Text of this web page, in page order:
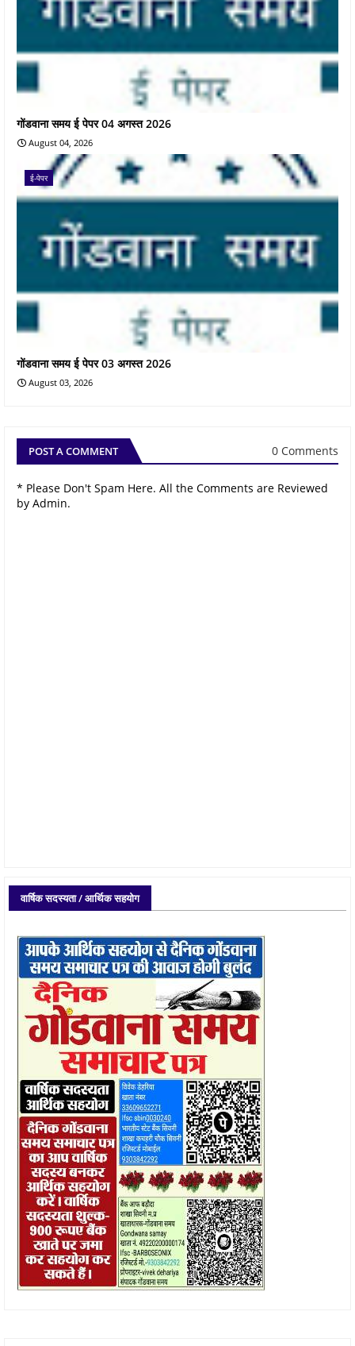
गोंडवाना समय ई पेपर 04 अगस्त 2026
August 04, 2026
ई-पेपर
गोंडवाना समय ई पेपर 03 अगस्त 2026
August 03, 2026
POST A COMMENT 0 Comments
* Please Don't Spam Here. All the Comments are Reviewed
by Admin.
वार्षिक सदस्यता / आर्थिक सहयोग